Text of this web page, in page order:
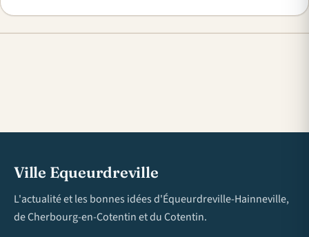
Ville Equeurdreville
L'actualité et les bonnes idées d'Équeurdreville-Hainneville,
de Cherbourg-en-Cotentin et du Cotentin.